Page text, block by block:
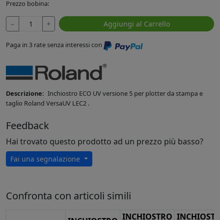
Prezzo bobina:
− + Aggiungi al Carrello
Paga in 3 rate senza interessi con
Descrizione: Inchiostro ECO UV versione 5 per plotter da stampa e
taglio Roland VersaUV LEC2 .
Feedback
Hai trovato questo prodotto ad un prezzo più basso?
Fai una segnalazione
Confronta con articoli simili
INCHIOSTRO